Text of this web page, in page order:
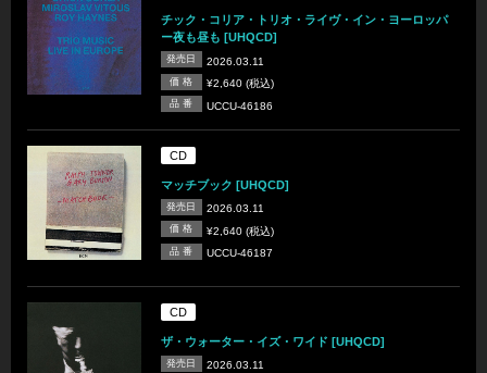
チック・コリア・トリオ・ライヴ・イン・ヨーロッパ
ー夜も昼も [UHQCD]
発売日 2026.03.11
価 格 ¥2,640 (税込)
品 番 UCCU-46186
CD
マッチブック [UHQCD]
発売日 2026.03.11
価 格 ¥2,640 (税込)
品 番 UCCU-46187
CD
ザ・ウォーター・イズ・ワイド [UHQCD]
発売日 2026.03.11